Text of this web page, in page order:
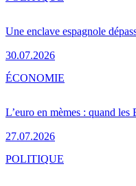
Une enclave espagnole
30.07.2026
L’euro en mèmes : quand
27.07.2026
ÉCONOMIE
POLITIQUE